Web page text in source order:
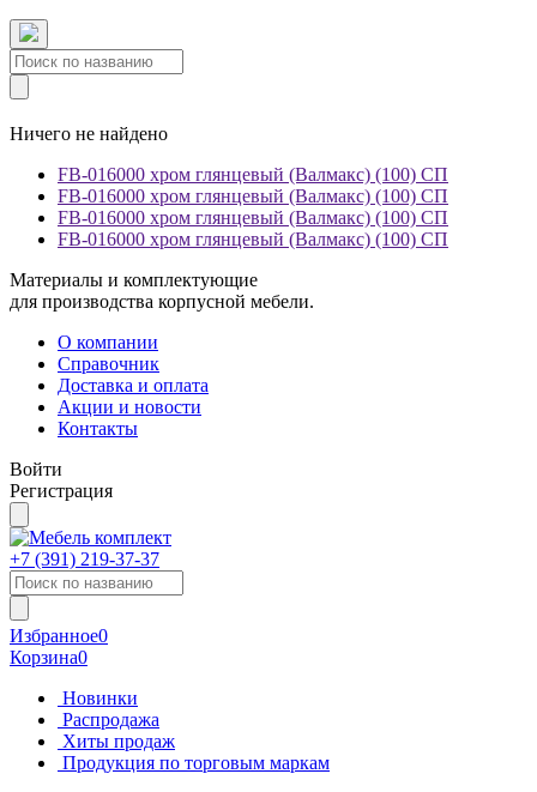
Ничего не найдено
FB-016000 хром глянцевый (Валмакс) (100) СП
FB-016000 хром глянцевый (Валмакс) (100) СП
FB-016000 хром глянцевый (Валмакс) (100) СП
FB-016000 хром глянцевый (Валмакс) (100) СП
Материалы и комплектующие
для производства корпусной мебели.
О компании
Справочник
Доставка и оплата
Акции и новости
Контакты
Войти
Регистрация
+7 (391) 219-37-37
Избранное0
Корзина0
Новинки
Распродажа
Хиты продаж
Продукция по торговым маркам